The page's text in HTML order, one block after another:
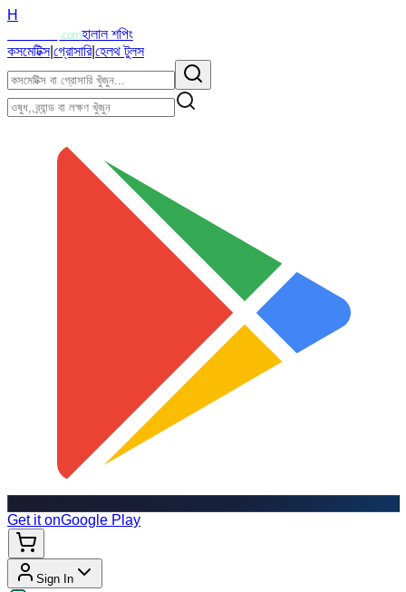
H
.comহালাল শপিং
কসমেটিক্স|গ্রোসারি|হেলথ টুলস
Get it onGoogle Play
Sign In